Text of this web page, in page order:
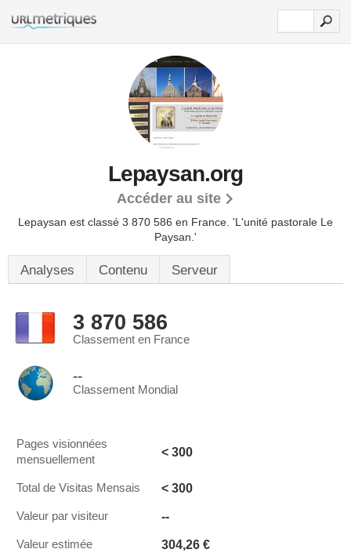
Lepaysan.org
Accéder au site
Lepaysan est classé 3 870 586 en France. 'L'unité pastorale Le
Paysan.'
Analyses Contenu Serveur
3 870 586
Classement en France
--
Classement Mondial
Pages visionnées
mensuellement
< 300
Total de Visitas Mensais < 300
Valeur par visiteur --
Valeur estimée 304,26 €